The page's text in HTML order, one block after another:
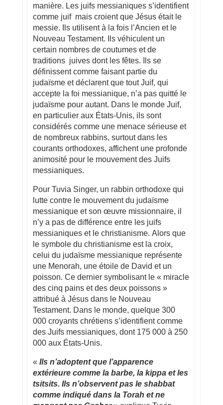
manière. Les juifs messianiques s’identifient
comme juif mais croient que Jésus était le
messie. Ils utilisent à la fois l’Ancien et le
Nouveau Testament. Ils véhiculent un
certain nombres de coutumes et de
traditions juives dont les fêtes. Ils se
définissent comme faisant partie du
judaïsme et déclarent que tout Juif, qui
accepte la foi messianique, n’a pas quitté le
judaïsme pour autant. Dans le monde Juif,
en particulier aux États-Unis, ils sont
considérés comme une menace sérieuse et
de nombreux rabbins, surtout dans les
courants orthodoxes, affichent une profonde
animosité pour le mouvement des Juifs
messianiques.
Pour Tuvia Singer, un rabbin orthodoxe qui
lutte contre le mouvement du judaïsme
messianique et son œuvre missionnaire, il
n’y a pas de différence entre les juifs
messianiques et le christianisme. Alors que
le symbole du christianisme est la croix,
celui du judaïsme messianique représente
une Menorah, une étoile de David et un
poisson. Ce dernier symbolisant le « miracle
des cinq pains et des deux poissons »
attribué à Jésus dans le Nouveau
Testament. Dans le monde, quelque 300
000 croyants chrétiens s’identifient comme
des Juifs messianiques, dont 175 000 à 250
000 aux États-Unis.
« Ils n’adoptent que l’apparence
extérieure comme la barbe, la kippa et les
tsitsits. Ils n’observent pas le shabbat
comme indiqué dans la Torah et ne